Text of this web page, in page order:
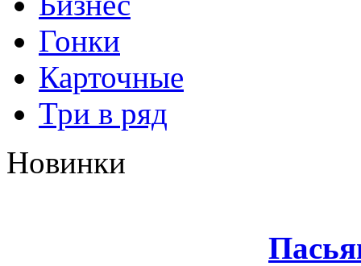
Гонки
Карточные
Три в ряд
Новинки